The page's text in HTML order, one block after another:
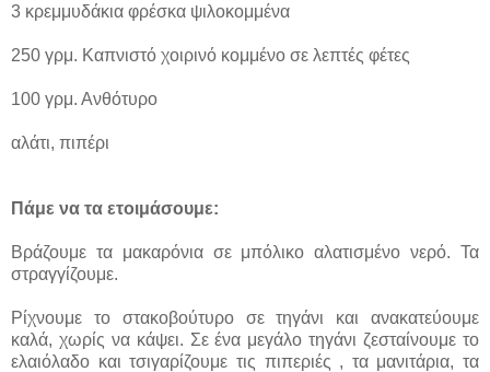
3 κρεμμυδάκια φρέσκα ψιλοκομμένα
250 γρμ. Καπνιστό χοιρινό κομμένο σε λεπτές φέτες
100 γρμ. Ανθότυρο
αλάτι, πιπέρι
Πάμε να τα ετοιμάσουμε:
Βράζουμε τα μακαρόνια σε μπόλικο αλατισμένο νερό. Τα
στραγγίζουμε.
Ρίχνουμε το στακοβούτυρο σε τηγάνι και ανακατεύουμε
καλά, χωρίς να κάψει. Σε ένα μεγάλο τηγάνι ζεσταίνουμε το
ελαιόλαδο και τσιγαρίζουμε τις πιπεριές , τα μανιτάρια, τα